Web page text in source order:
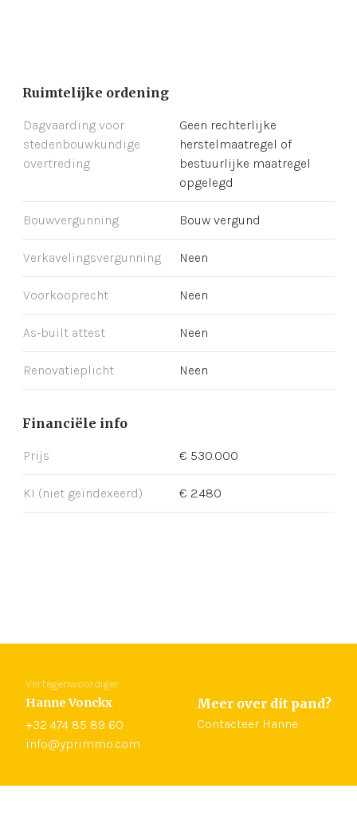
Ruimtelijke ordening
Dagvaarding voor
stedenbouwkundige
overtreding
Geen rechterlijke
herstelmaatregel of
bestuurlijke maatregel
opgelegd
Bouwvergunning Bouw vergund
Verkavelingsvergunning Neen
Voorkooprecht Neen
As-built attest Neen
Renovatieplicht Neen
Financiële info
Prijs € 530.000
KI (niet geïndexeerd) € 2.480
Vertegenwoordiger
Hanne Vonckx
+32 474 85 89 60
info@yprimmo.com
Meer over dit pand?
Contacteer Hanne